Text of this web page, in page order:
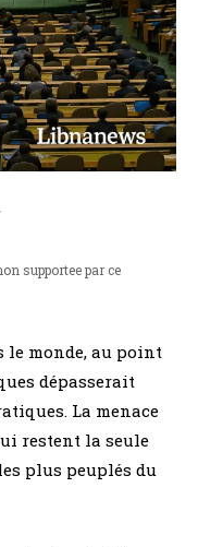
supportee par ce
le monde, au point
dépasserait
La menace
restent la seule
plus peuplés du